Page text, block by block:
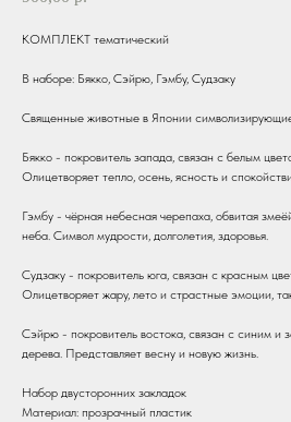
КОМПЛЕКТ тематический
В наборе: Бякко, Сэйрю, Гэмбу, Судзаку
Священные животные в Японии
Бякко - покровитель запада, связан с белым
Олицетворяет тепло, осень, ясность и
Гэмбу - чёрная небесная черепаха, обвитая
неба. Символ мудрости, долголетия, здоровья.
Судзаку - покровитель юга, связан с красным
Олицетворяет жару, лето и страстные эмоции,
Сэйрю - покровитель востока, связан с синим и
дерева. Представляет весну и новую жизнь.
Набор двусторонних закладок
Материал: прозрачный пластик